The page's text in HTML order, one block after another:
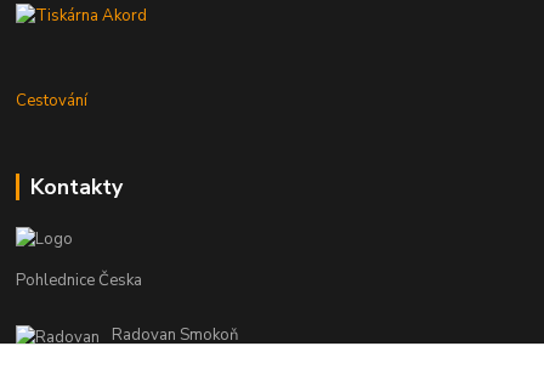
Cestování
Kontakty
Pohlednice Česka
Radovan Smokoň